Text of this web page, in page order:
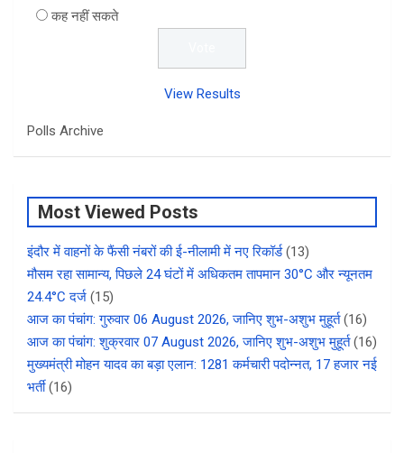
कह नहीं सकते
View Results
Polls Archive
Most Viewed Posts
इंदौर में वाहनों के फैंसी नंबरों की ई-नीलामी में नए रिकॉर्ड (13)
मौसम रहा सामान्य, पिछले 24 घंटों में अधिकतम तापमान 30°C और न्यूनतम
24.4°C दर्ज (15)
आज का पंचांग: गुरुवार 06 August 2026, जानिए शुभ-अशुभ मुहूर्त (16)
आज का पंचांग: शुक्रवार 07 August 2026, जानिए शुभ-अशुभ मुहूर्त (16)
मुख्यमंत्री मोहन यादव का बड़ा एलान: 1281 कर्मचारी पदोन्नत, 17 हजार नई
भर्ती (16)